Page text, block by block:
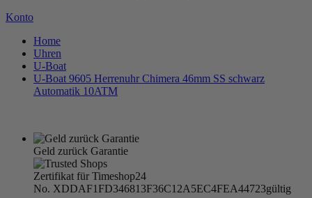
Konto
Home
Uhren
U-Boat
U-Boat 9605 Herrenuhr Chimera 46mm SS schwarz
Automatik 10ATM
Geld zurück Garantie
Zertifikat für Timeshop24
No. XDDAF1FD346813F36C12A5EC4FEA44723gültig